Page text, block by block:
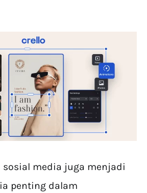
sosial media juga menjadi
penting dalam